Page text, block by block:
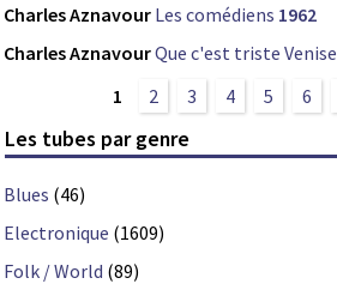
Charles Aznavour Les comédiens 1962
Charles AznavourQue c'est triste Venise
1
2 3 4 5 6
Les tubes par genre
Blues (46)
Electronique (1609)
Folk / World (89)